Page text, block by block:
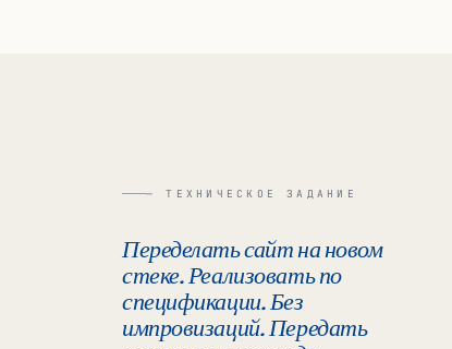
— ТЕХНИЧЕСКОЕ ЗАДАНИЕ
Переделать сайт на новом
стеке. Реализовать по
спецификации. Без
импровизаций. Передать